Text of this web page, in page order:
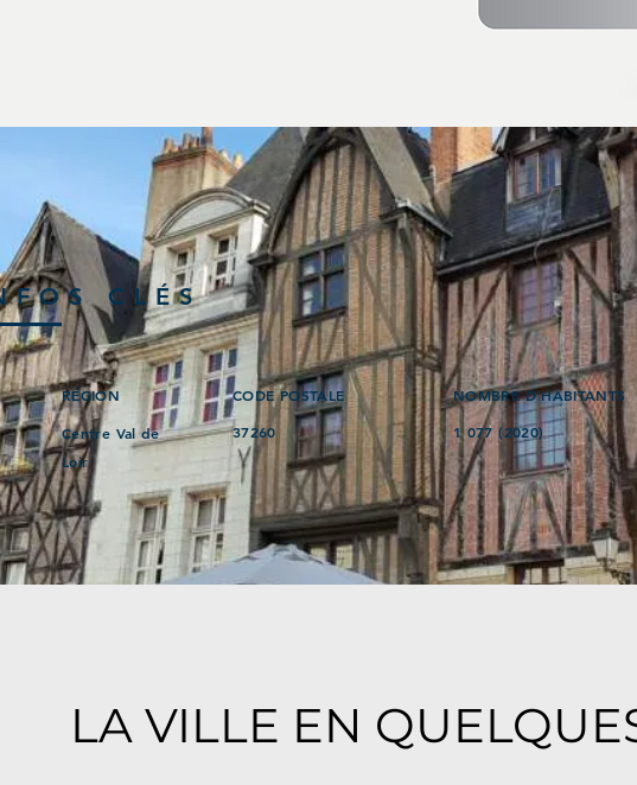
CLÉS
RÉGION
Centre Val de
Loir
CODE POSTALE
37260
NOMBRE D'HABITANTS
1 077 (2020)
LA VILLE EN